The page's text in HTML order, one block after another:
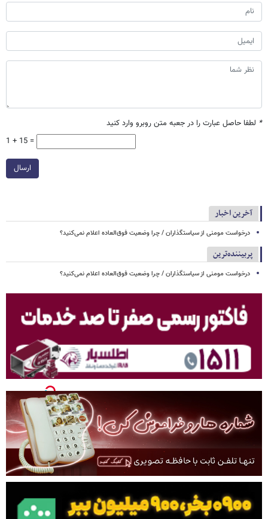
* لطفا حاصل عبارت را در جعبه متن روبرو وارد کنید
1 + 15 =
ارسال
آخرین اخبار
درخواست مومنی از سیاستگذاران / چرا وضعیت فوق‌العاده اعلام نمی‌کنید؟
پربیننده‌ترین
درخواست مومنی از سیاستگذاران / چرا وضعیت فوق‌العاده اعلام نمی‌کنید؟